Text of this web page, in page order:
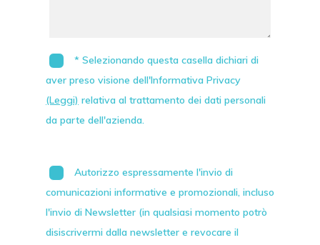
* Selezionando questa casella dichiari di
aver preso visione dell'Informativa Privacy
(Leggi) relativa al trattamento dei dati personali
da parte dell'azienda.
Autorizzo espressamente l'invio di
comunicazioni informative e promozionali, incluso
l'invio di Newsletter (in qualsiasi momento potrò
disiscrivermi dalla newsletter e revocare il